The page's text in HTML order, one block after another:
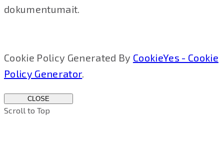
dokumentumait.
Cookie Policy Generated By CookieYes - Cookie
Policy Generator.
CLOSE
Scroll to Top